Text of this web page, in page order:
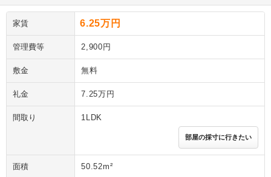
家賃 6.25万円
管理費等 2,900円
敷金 無料
礼金 7.25万円
間取り 1LDK
部屋の採寸に行きたい
面積 50.52m²